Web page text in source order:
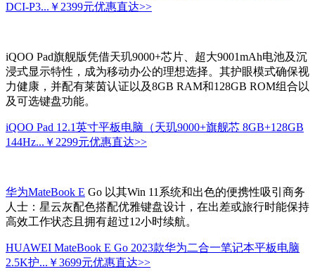
DCI-P3... ￥2399元优惠直达>>
iQOO Pad旗舰版凭借天玑9000+芯片、超大9001mAh电池及沉
浸式显示特性，成为移动办公的理想选择。其护眼模式确保视
力健康，并配有莱茵认证以及8GB RAM和128GB ROM组合以
及可选键盘功能。
iQOO Pad 12.1英寸平板电脑（天玑9000+旗舰芯 8GB+128GB
144Hz... ￥2299元优惠直达>>
华为MateBook E Go 以其Win 11系统和出色的便携性吸引商务
人士：星云灰配色搭配优雅键盘设计，在出差或旅行时能保持
高效工作状态且拥有超过12小时续航。
HUAWEI MateBook E Go 2023款华为二合一笔记本平板电脑
2.5K护... ￥3699元优惠直达>>